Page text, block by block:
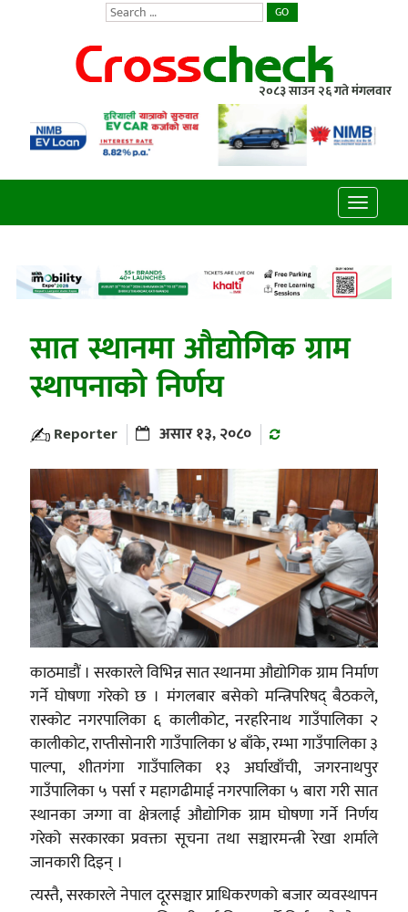
GO
२०८३ साउन २६ गते मंगलवार
Toggle
सात स्थानमा औद्योगिक ग्राम
स्थापनाको निर्णय
Reporter असार १३, २०८०
काठमाडौं । सरकारले विभिन्न सात स्थानमा औद्योगिक ग्राम निर्माण
गर्ने घोषणा गरेको छ । मंगलबार बसेको मन्त्रिपरिषद् बैठकले,
रास्कोट नगरपालिका ६ कालीकोट, नरहरिनाथ गाउँपालिका २
कालीकोट, राप्तीसोनारी गाउँपालिका ४ बाँके, रम्भा गाउँपालिका ३
पाल्पा, शीतगंगा गाउँपालिका १३ अर्घाखाँची, जगरनाथपुर
गाउँपालिका ५ पर्सा र महागढीमाई नगरपालिका ५ बारा गरी सात
स्थानका जग्गा वा क्षेत्रलाई औद्योगिक ग्राम घोषणा गर्ने निर्णय
गरेको सरकारका प्रवक्ता सूचना तथा सञ्चारमन्त्री रेखा शर्माले
जानकारी दिइन् ।
त्यस्तै, सरकारले नेपाल दूरसञ्चार प्राधिकरणको बजार व्यवस्थापन